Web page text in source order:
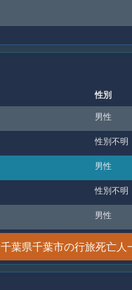
性別
男性
性別不明
男性
性別不明
男性
千葉県千葉市の行旅死亡人